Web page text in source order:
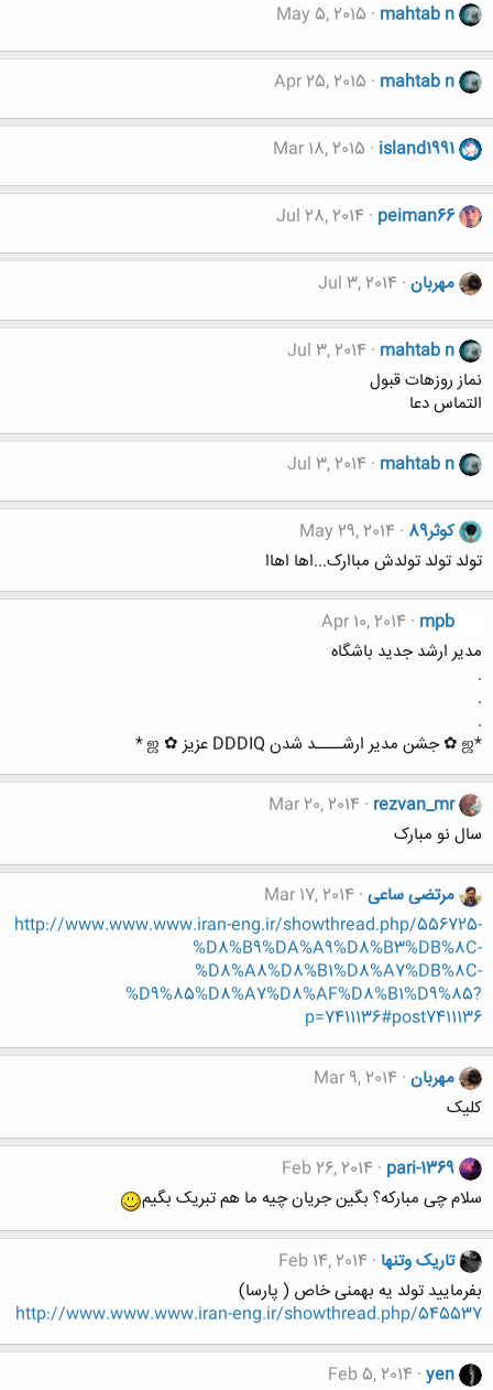
mahtab n
May 5, 2015
mahtab n
Apr 25, 2015
island1991
Mar 18, 2015
peiman66
Jul 28, 2014
مهربان Jul 3, 2014
mahtab n
Jul 3, 2014
نماز روزهات قبول
التماس دعا
mahtab n
Jul 3, 2014
کوثر89
May 29, 2014
تولد تولد تولدش مباارک...اها اهاا
mpb
Apr 10, 2014
مدیر ارشد جدید باشگاه
.
.
.
*ஜ ✿ جشن مدیر ارشــــد شدن DDDIQ عزیز ✿ ஜ *
rezvan_mr
Mar 20, 2014
سال نو مبارک
مرتضی ساعی Mar 17, 2014
http://www.www.www.iran-eng.ir/showthread.php/556725-
%D8%B9%DA%A9%D8%B3%DB%8C-
%D8%A8%D8%B1%D8%A7%DB%8C-
%D9%85%D8%A7%D8%AF%D8%B1%D9%85?
p=7411136#post7411136
مهربان Mar 9, 2014
کلیک
pari-1369
Feb 26, 2014
سلام چی مبارکه؟ بگین جریان چیه ما هم تبریک بگیم
تاریک وتنها Feb 14, 2014
بفرمایید تولد یه بهمنی خاص ( پارسا)
http://www.www.www.iran-eng.ir/showthread.php/545537
yen
Feb 5, 2014